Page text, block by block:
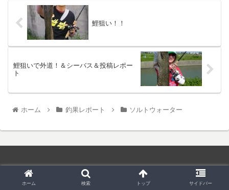
鯉狙い！！
鯉狙いで外道！＆シーバス＆投稿レポー
ト
ホーム 釣果レポート ソルトウォーター
© 2019 和菓子屋さんのバス釣り.
ホーム 検索 トップ サイドバー